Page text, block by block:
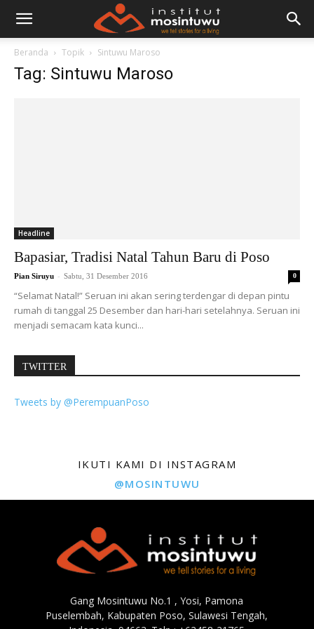
Beranda Topik Sintuwu Maroso
Tag: Sintuwu Maroso
Headline
Bapasiar, Tradisi Natal Tahun Baru di Poso
Pian Siruyu - Sabtu, 31 Desember 2016 0
“Selamat Natal!” Seruan ini akan sering terdengar di depan pintu
rumah di tanggal 25 Desember dan hari-hari setelahnya. Seruan ini
menjadi semacam kata kunci...
TWITTER
Tweets by @PerempuanPoso
IKUTI KAMI DI INSTAGRAM
@MOSINTUWU
Gang Mosintuwu No.1 , Yosi, Pamona
Puselembah, Kabupaten Poso, Sulawesi Tengah,